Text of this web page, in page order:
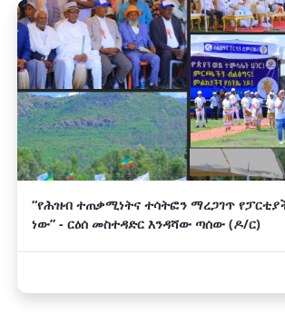
“የሕዝብ ተጠቃሚነትና ተሳትፎን ማረጋገጥ
ነው” - ርዕሰ መስተዳድር እንዳሻው ጣሰው (ዶ/ር)